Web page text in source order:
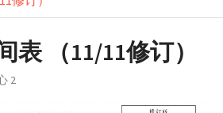
表 （11/11修订）
2